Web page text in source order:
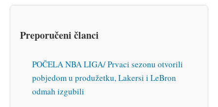
Preporučeni članci
POČELA NBA LIGA/ Prvaci sezonu otvorili
pobjedom u produžetku, Lakersi i LeBron
odmah izgubili